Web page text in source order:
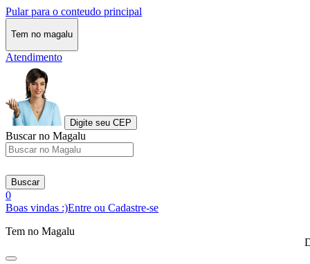
Pular para o conteudo principal
Tem no magalu
Atendimento
Digite seu CEP
Buscar no Magalu
Buscar
0
Boas vindas :)Entre ou Cadastre-se
Tem no Magalu